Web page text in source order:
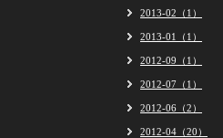
2013-02（1）
2013-01（1）
2012-09（1）
2012-07（1）
2012-06（2）
2012-04（20）